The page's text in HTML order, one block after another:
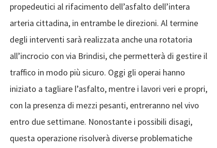
propedeutici al rifacimento dell’asfalto dell’intera
arteria cittadina, in entrambe le direzioni. Al termine
degli interventi sarà realizzata anche una rotatoria
all’incrocio con via Brindisi, che permetterà di gestire il
traffico in modo più sicuro. Oggi gli operai hanno
iniziato a tagliare l’asfalto, mentre i lavori veri e propri,
con la presenza di mezzi pesanti, entreranno nel vivo
entro due settimane. Nonostante i possibili disagi,
questa operazione risolverà diverse problematiche